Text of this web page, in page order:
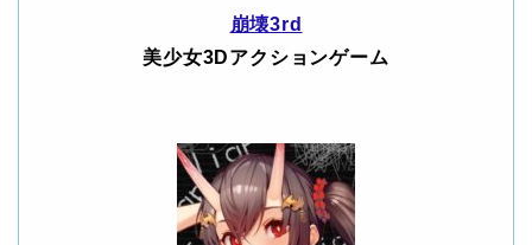
崩壊3rd
美少女3Dアクションゲーム